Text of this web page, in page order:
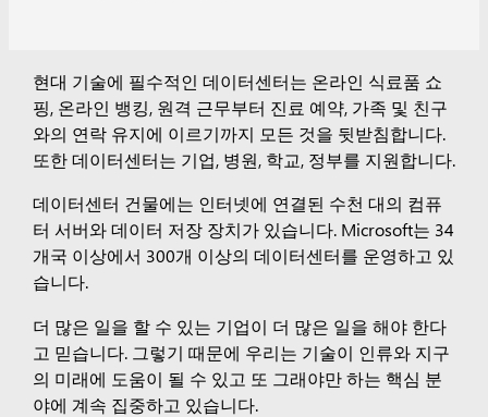
현대 기술에 필수적인 데이터센터는 온라인 식료품 쇼
핑, 온라인 뱅킹, 원격 근무부터 진료 예약, 가족 및 친구
와의 연락 유지에 이르기까지 모든 것을 뒷받침합니다.
또한 데이터센터는 기업, 병원, 학교, 정부를 지원합니다.
데이터센터 건물에는 인터넷에 연결된 수천 대의 컴퓨
터 서버와 데이터 저장 장치가 있습니다. Microsoft는 34
개국 이상에서 300개 이상의 데이터센터를 운영하고 있
습니다.
더 많은 일을 할 수 있는 기업이 더 많은 일을 해야 한다
고 믿습니다. 그렇기 때문에 우리는 기술이 인류와 지구
의 미래에 도움이 될 수 있고 또 그래야만 하는 핵심 분
야에 계속 집중하고 있습니다.